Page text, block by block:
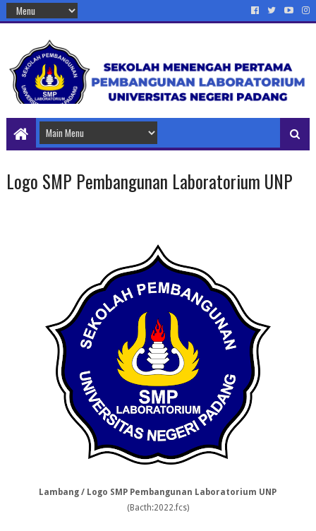
Logo SMP Pembangunan Laboratorium UNP
Lambang / Logo SMP Pembangunan Laboratorium UNP
(Bacth:2022.fcs)